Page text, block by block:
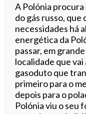
A Polónia
do gás russo, que
necessidades há
energética da
passar, em
localidade que
gasoduto que
primeiro para o
depois para o
Polónia viu o seu